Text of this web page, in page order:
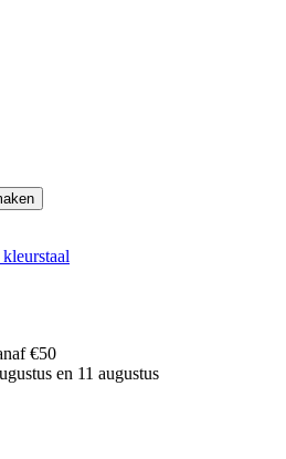
€50
en 11 augustus